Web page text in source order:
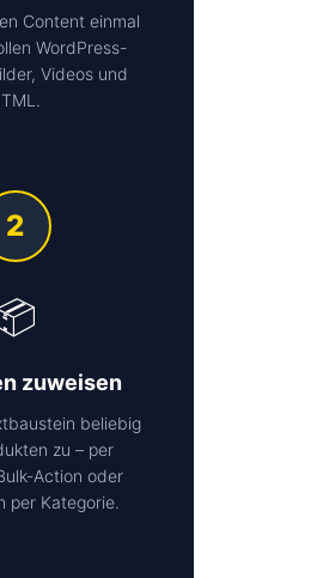
Content einmal
WordPress-
Videos und
2
zuweisen
beliebig
zu – per
Action oder
per Kategorie.